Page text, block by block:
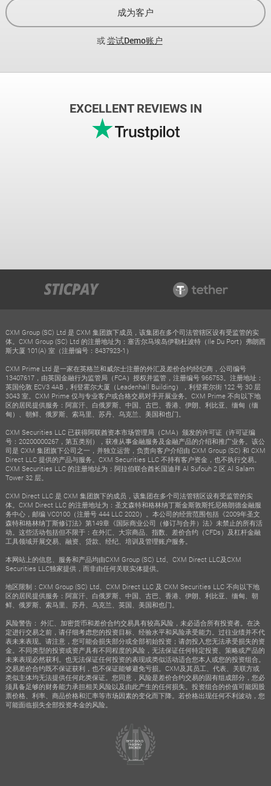
成为客户
或尝试Demo账户
EXCELLENT REVIEWS IN
CXM Group (SC) Ltd 是 CXM 集团旗下成员，该集团在多个司法管辖区设有受监管的实
体。CXM Group (SC) Ltd 的注册地址为：塞舌尔马埃岛伊勒杜波特（Ile Du Port）弗朗西
斯大厦 101(A) 室（注册编号：8437923-1）
CXM Prime Ltd 是一家在英格兰和威尔士注册的外汇及差价合约经纪商，公司编号
13407617，由英国金融行为监管局（FCA）授权并监管，注册编号 966753。注册地址：
英国伦敦 ECV3 4AB，利登霍尔大厦（Leadenhall Building），利登霍尔街 122 号 30 层
3043 室。CXM Prime 仅与专业客户或合格交易对手开展业务。CXM Prime 不向以下地
区的居民提供服务：阿富汗、白俄罗斯、中国、古巴、香港、伊朗、利比亚、缅甸（缅
甸）、朝鲜、俄罗斯、索马里、苏丹、乌克兰、美国和也门。
CXM Securities LLC 已获得阿联酋资本市场管理局（CMA）颁发的许可证（许可证编
号：20200000267，第五类别），获准从事金融服务及金融产品的介绍和推广业务。该公
司是 CXM 集团旗下公司之一，并独立运营，负责向客户介绍由 CXM Group (SC) 和 CXM
Direct LLC 提供的产品与服务。CXM Securities LLC 不持有客户资金，也不执行交易。
CXM Securities LLC 的注册地址为：阿拉伯联合酋长国迪拜 Al Sufouh 2 区 Al Salam
Tower 32 层。
CXM Direct LLC 是 CXM 集团旗下的成员，该集团在多个司法管辖区设有受监管的实
体。CXM Direct LLC 的注册地址为：圣文森特和格林纳丁斯金斯敦斯托尼格朗德金融服
务中心，邮编 VC0100（注册号 444 LLC 2020）。本公司的经营范围包括《2009年圣文
森特和格林纳丁斯修订法》第149章《国际商业公司（修订与合并）法》未禁止的所有活
动。这些活动包括但不限于：在外汇、大宗商品、指数、差价合约（CFDs）及杠杆金融
工具领域开展交易、融资、贷款、经纪、培训及管理账户服务。
本网站上的信息、服务和产品均由CXM Group (SC) Ltd、CXM Direct LLC及CXM
Securities LLC独家提供，而非由任何关联实体提供。
地区限制：CXM Group (SC) Ltd、CXM Direct LLC 及 CXM Securities LLC 不向以下地
区的居民提供服务：阿富汗、白俄罗斯、中国、古巴、香港、伊朗、利比亚、缅甸、朝
鲜、俄罗斯、索马里、苏丹、乌克兰、英国、美国和也门。
风险警告： 外汇、加密货币和差价合约交易具有较高风险，未必适合所有投资者。在决
定进行交易之前，请仔细考虑您的投资目标、经验水平和风险承受能力。过往业绩并不代
表未来表现。请注意，您可能会损失部分或全部初始投资；请勿投入您无法承受损失的资
金。不同类型的投资或资产具有不同程度的风险，无法保证任何特定投资、策略或产品的
未来表现必然获利。也无法保证任何投资的表现或类似活动适合您本人或您的投资组合。
交易差价合约既不保证获利，也不保证能够避免亏损。CXM及其员工、代表、关联方或
类似主体均无法提供任何此类保证。您同意，风险是差价合约交易的固有组成部分，您必
须具备足够的财务能力承担相关风险以及由此产生的任何损失。投资组合的价值可能因股
票价格、利率、商品价格和汇率等市场因素的变化而下降。若价格出现任何不利波动，您
可能面临损失全部投资本金的风险。